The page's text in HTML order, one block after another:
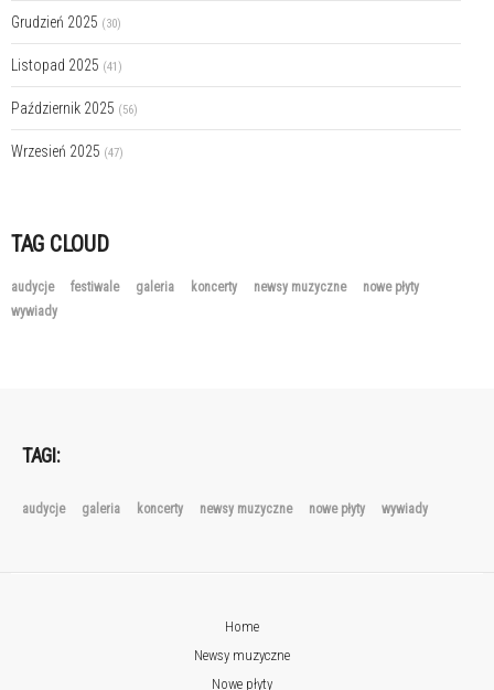
Grudzień 2025 (30)
Listopad 2025 (41)
Październik 2025 (56)
Wrzesień 2025 (47)
TAG CLOUD
audycje festiwale galeria koncerty newsy muzyczne
nowe płyty
wywiady
TAGI:
audycje galeria koncerty newsy muzyczne nowe płyty wywiady
Home
Newsy muzyczne
Nowe płyty